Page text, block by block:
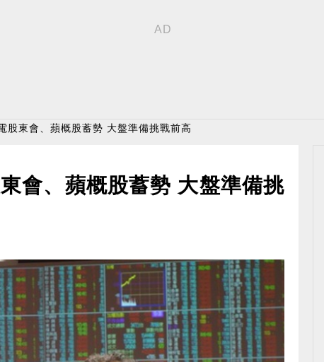
股東會、蘋概股蓄勢 大盤準備挑戰前高
會、蘋概股蓄勢 大盤準備挑